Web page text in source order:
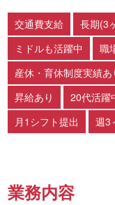
交通費支給 長期(3
ミドルも活躍中
職
産休・育休制度実績あ
昇給あり
20代活躍
月1シフト提出
週3
業務内容